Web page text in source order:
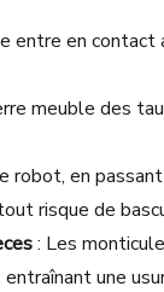
en contact
meuble des
robot, en
risque de
: Les
une